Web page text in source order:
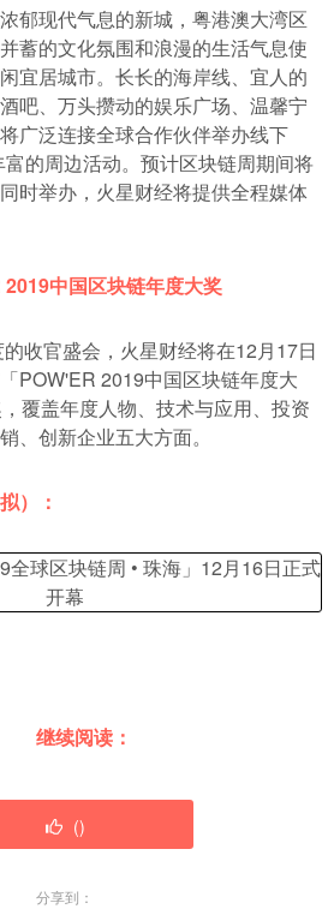
现代气息的新城，粤港澳大湾区
蓄的文化氛围和浪漫的生活气息使
宜居城市。长长的海岸线、宜人的
吧、万头攒动的娱乐广场、温馨宁
泛连接全球合作伙伴举办线下
的周边活动。预计区块链周期间将
时举办，火星财经将提供全程媒体
中国区块链年度大奖
官盛会，火星财经将在12月17日
POW'ER 2019中国区块链年度大
覆盖年度人物、技术与应用、投资
、创新企业五大方面。
）：
继续阅读：
()
分享到：